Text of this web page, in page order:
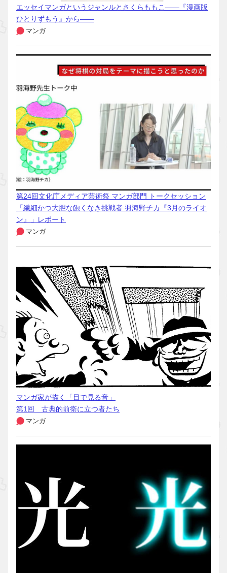
エッセイマンガというジャンルとさくらももこ――『漫画版
ひとりずもう』から――
マンガ
第24回文化庁メディア芸術祭 マンガ部門 トークセッション
「繊細かつ大胆な飽くなき挑戦者 羽海野チカ『3月のライオ
ン』」レポート
マンガ
マンガ家が描く「目で見る音」
第1回 古典的前衛に立つ者たち
マンガ